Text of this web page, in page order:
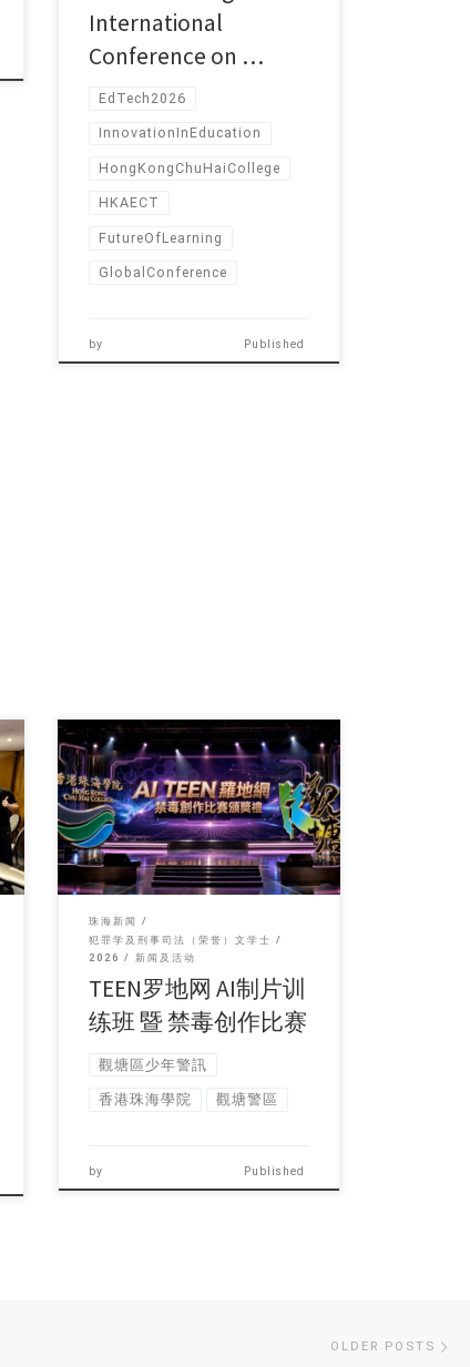
International
Conference on …
EdTech2026
InnovationInEducation
HongKongChuHaiCollege
HKAECT
FutureOfLearning
GlobalConference
by Published
由香港珠海学院、观塘 […]
珠海新闻
犯罪学及刑事司法（荣誉）文学士
2026
新闻及活动
TEEN罗地网 AI制片训
练班 暨 禁毒创作比赛
觀塘區少年警訊
香港珠海學院 觀塘警區
by Published
OLDER POSTS